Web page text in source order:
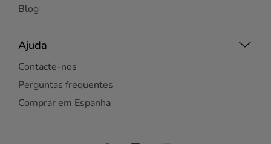
Blog
Ajuda
Contacte-nos
Perguntas frequentes
Comprar em Espanha